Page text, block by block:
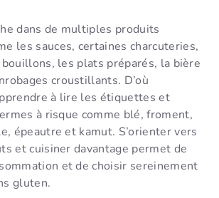
dans de multiples produits
les sauces, certaines charcuteries,
les plats préparés, la bière
croustillants. D’où
à lire les étiquettes et
à risque comme blé, froment,
épeautre et kamut. S’orienter vers
et cuisiner davantage permet de
et de choisir sereinement
gluten.